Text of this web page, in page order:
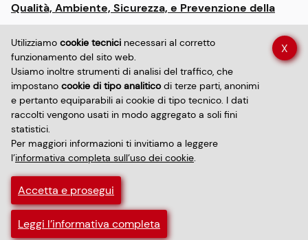
Utilizziamo cookie tecnici necessari al corretto
funzionamento del sito web.
Usiamo inoltre strumenti di analisi del traffico, che
impostano cookie di tipo analiticodi terze parti, anonimi
e pertanto equiparabili ai cookie di tipo tecnico. I dati
raccolti vengono usati in modo aggregato a soli fini
statistici.
Per maggiori informazioni ti invitiamo a leggere
l’informativa completa sull’uso dei cookie.
Accetta e prosegui
Leggi l’informativa completa
X
informative
e
policy
Qualità, Ambiente, Sicurezza, e Prevenzione della
Dichiarazione di accessibilità sito
Dichiarazione di accessibilità appPrivacy policy
Informativa sui cookie
Informative trattamento dati personali
Privacy RDP/DPOWebDev ⋰Forma